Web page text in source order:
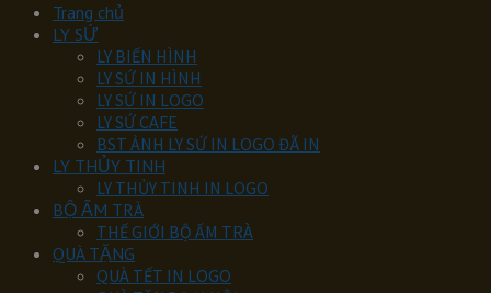
Trang chủ
LY SỨ
LY BIẾN HÌNH
LY SỨ IN HÌNH
LY SỨ IN LOGO
LY SỨ CAFE
BST ẢNH LY SỨ IN LOGO ĐÃ IN
LY THỦY TINH
LY THỦY TINH IN LOGO
BỘ ẤM TRÀ
THẾ GIỚI BỘ ẤM TRÀ
QUÀ TẶNG
QUÀ TẾT IN LOGO